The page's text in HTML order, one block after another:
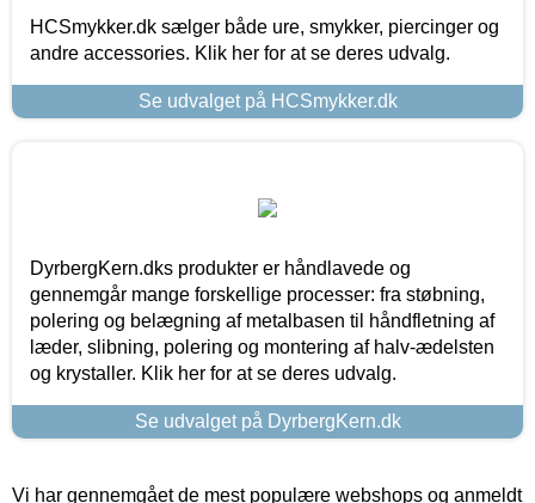
HCSmykker.dk sælger både ure, smykker, piercinger og
andre accessories. Klik her for at se deres udvalg.
Se udvalget på HCSmykker.dk
DyrbergKern.dks produkter er håndlavede og
gennemgår mange forskellige processer: fra støbning,
polering og belægning af metalbasen til håndfletning af
læder, slibning, polering og montering af halv-ædelsten
og krystaller. Klik her for at se deres udvalg.
Se udvalget på DyrbergKern.dk
Vi har gennemgået de mest populære webshops og anmeldt